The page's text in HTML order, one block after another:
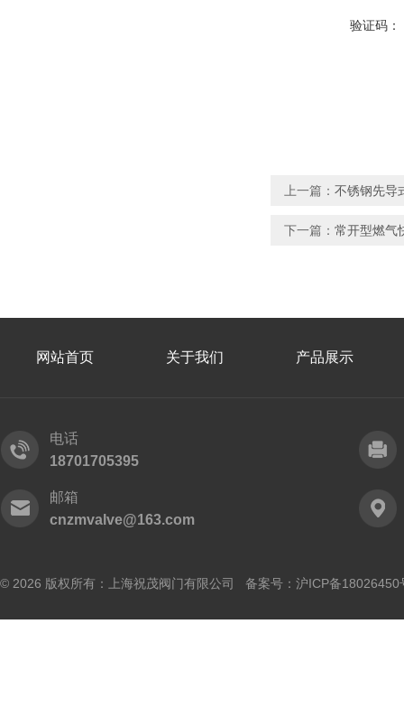
验证码：
上一篇： 不锈钢先导
下一篇： 常开型燃气
网站首页 关于我们 产品展示
电话
18701705395
邮箱
cnzmvalve@163.com
© 2026 版权所有：上海祝茂阀门有限公司 备案号： 沪ICP备18026450